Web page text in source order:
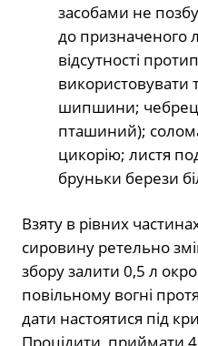
засобами не
до призначеного
відсутності
використовувати
шипшини;
пташиний);
цикорію; листя
бруньки берези
Взяту в рівних
сировину ретельно
збору залити 0,5 л
повільному вогні
дати настоятися під
Процідити, приймати